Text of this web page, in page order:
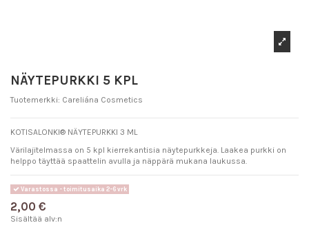
NÄYTEPURKKI 5 KPL
Tuotemerkki: Careliána Cosmetics
KOTISALONKI® NÄYTEPURKKI 3 ML
Värilajitelmassa on 5 kpl kierrekantisia näytepurkkeja. Laakea purkki on
helppo täyttää spaattelin avulla ja näppärä mukana laukussa.
Varastossa - toimitusaika 2-6 vrk
2,00 €
Sisältää alv:n